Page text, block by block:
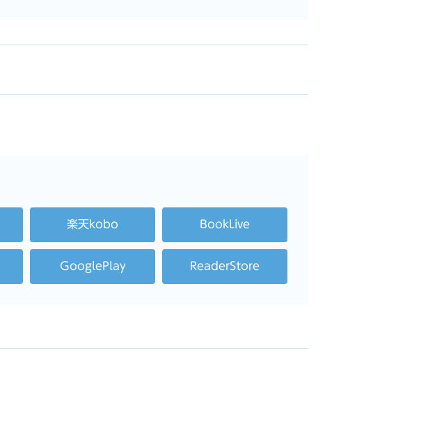
楽天kobo BookLive
GooglePlay ReaderStore